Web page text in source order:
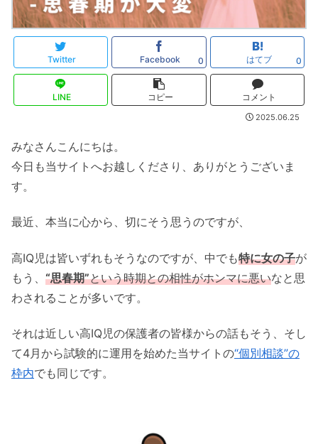
Twitter Facebook 0 はてブ 0
LINE コピー コメント
2025.06.25
みなさんこんにちは。
今日も当サイトへお越しくださり、ありがとうございま
す。
最近、本当に心から、切にそう思うのですが、
高IQ児は皆いずれもそうなのですが、中でも特に女の子が
もう、 “思春期”という時期との相性がホンマに悪いなと思
わされることが多いです。
それは近しい高IQ児の保護者の皆様からの話もそう、そし
て4月から試験的に運用を始めた当サイトの“個別相談”の
枠内でも同じです。